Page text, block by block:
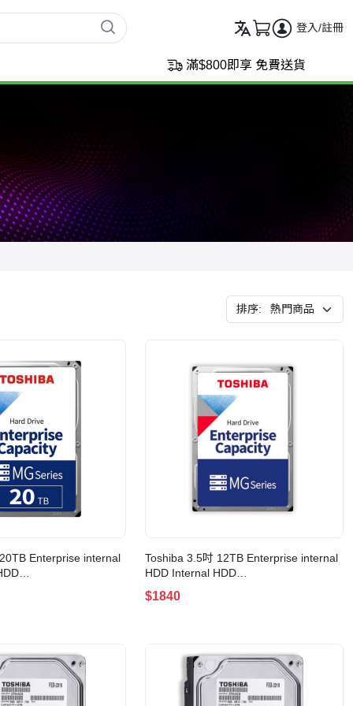
登入/註冊
滿$800即享 免費送貨
排序:
Enterprise internal
Toshiba 3.5吋 12TB Enterprise internal
HDD Internal HDD
12TB/7200rpm/Cache
256MB(MG09ACA12TE)
$1840